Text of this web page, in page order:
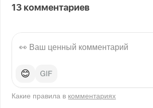
13 комментариев
😊
Какие правила в комментариях